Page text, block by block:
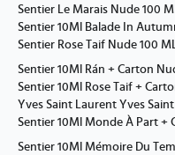
Sentier Le Marais Nude 100
Sentier 10Ml Balade In
Sentier Rose Taif Nude 100
Sentier 10Ml Rán + Carton
Sentier 10Ml Rose Taif +
Sentier 10Ml Monde À Part +
Sentier 10Ml Mémoire Du